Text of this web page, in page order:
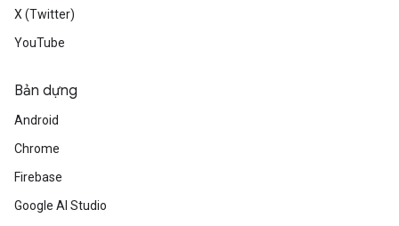
X (Twitter)
YouTube
Bản dựng
Android
Chrome
Firebase
Google AI Studio